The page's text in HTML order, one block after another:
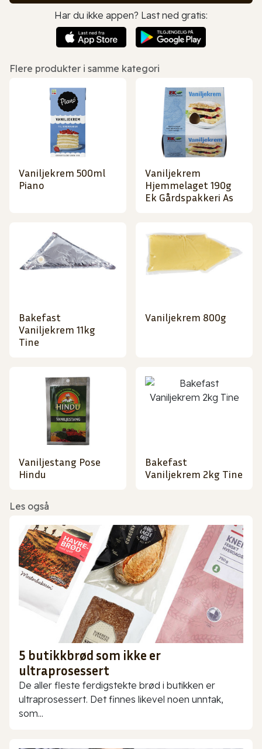
Har du ikke appen? Last ned gratis:
Flere produkter i samme kategori
Vaniljekrem 500ml
Piano
Vaniljekrem
Hjemmelaget 190g
Ek Gårdspakkeri As
Bakefast
Vaniljekrem 11kg
Tine
Vaniljekrem 800g
Vaniljestang Pose
Hindu
Bakefast
Vaniljekrem 2kg Tine
Les også
5 butikkbrød som ikke er
ultraprosessert
De aller fleste ferdigstekte brød i butikken er
ultraprosessert. Det finnes likevel noen unntak,
som...